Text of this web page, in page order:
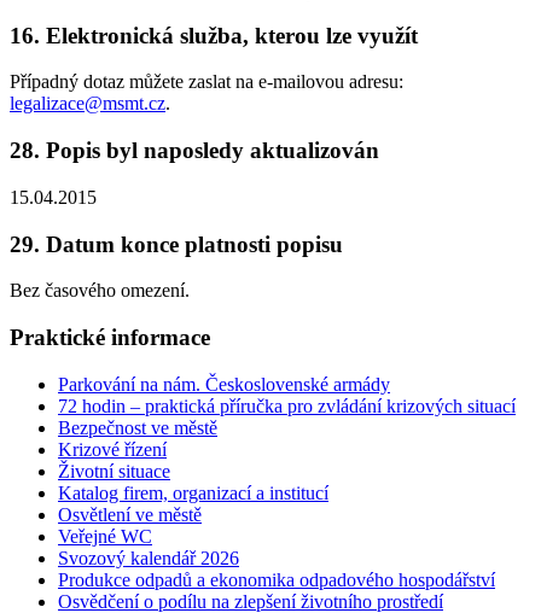
16. Elektronická služba, kterou lze využít
Případný dotaz můžete zaslat na e-mailovou adresu:
legalizace@msmt.cz.
28. Popis byl naposledy aktualizován
15.04.2015
29. Datum konce platnosti popisu
Bez časového omezení.
Praktické informace
Parkování na nám. Československé armády
72 hodin – praktická příručka pro zvládání krizových situací
Bezpečnost ve městě
Krizové řízení
Životní situace
Katalog firem, organizací a institucí
Osvětlení ve městě
Veřejné WC
Svozový kalendář 2026
Produkce odpadů a ekonomika odpadového hospodářství
Osvědčení o podílu na zlepšení životního prostředí